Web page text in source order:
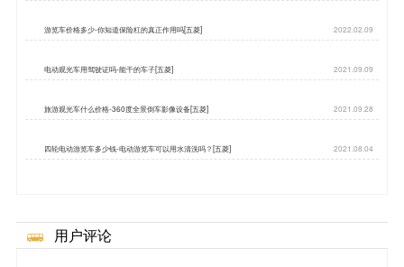
游览车价格多少-你知道保险杠的真正作用吗[五菱] 2022.02.09
电动观光车用驾驶证吗-能干的车子[五菱] 2021.09.09
旅游观光车什么价格-360度全景倒车影像设备[五菱] 2021.09.28
四轮电动游览车多少钱-电动游览车可以用水清洗吗？[五菱] 2021.08.04
用户评论